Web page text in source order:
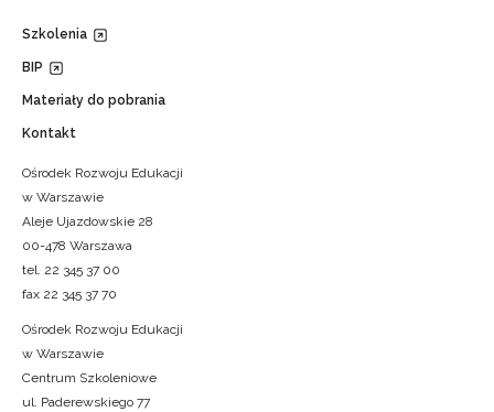
Szkolenia
BIP
Materiały do pobrania
Kontakt
Ośrodek Rozwoju Edukacji
w Warszawie
Aleje Ujazdowskie 28
00-478 Warszawa
tel. 22 345 37 00
fax 22 345 37 70
Ośrodek Rozwoju Edukacji
w Warszawie
Centrum Szkoleniowe
ul. Paderewskiego 77